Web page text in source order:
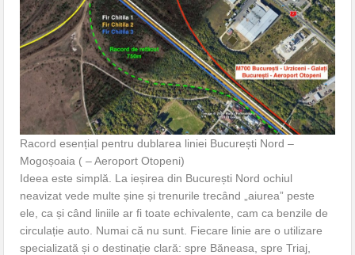
Racord esențial pentru dublarea liniei București Nord –
Mogoșoaia ( – Aeroport Otopeni)
Ideea este simplă. La ieșirea din București Nord ochiul
neavizat vede multe șine și trenurile trecând „aiurea” peste
ele, ca și când liniile ar fi toate echivalente, cam ca benzile de
circulație auto. Numai că nu sunt. Fiecare linie are o utilizare
specializată și o destinație clară: spre Băneasa, spre Triaj,